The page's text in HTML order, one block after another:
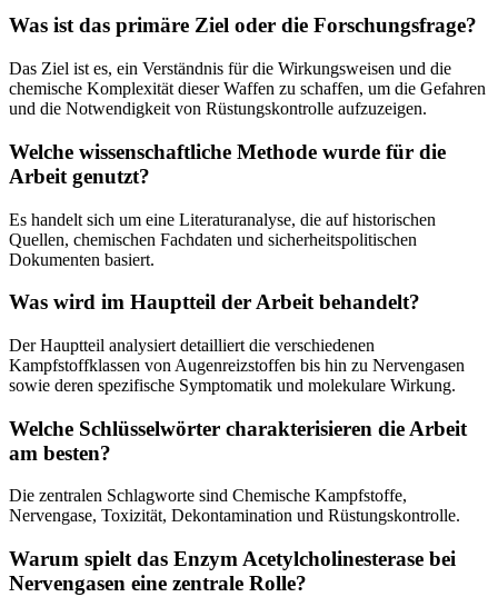
Was ist das primäre Ziel oder die Forschungsfrage?
Das Ziel ist es, ein Verständnis für die Wirkungsweisen und die
chemische Komplexität dieser Waffen zu schaffen, um die Gefahren
und die Notwendigkeit von Rüstungskontrolle aufzuzeigen.
Welche wissenschaftliche Methode wurde für die
Arbeit genutzt?
Es handelt sich um eine Literaturanalyse, die auf historischen
Quellen, chemischen Fachdaten und sicherheitspolitischen
Dokumenten basiert.
Was wird im Hauptteil der Arbeit behandelt?
Der Hauptteil analysiert detailliert die verschiedenen
Kampfstoffklassen von Augenreizstoffen bis hin zu Nervengasen
sowie deren spezifische Symptomatik und molekulare Wirkung.
Welche Schlüsselwörter charakterisieren die Arbeit
am besten?
Die zentralen Schlagworte sind Chemische Kampfstoffe,
Nervengase, Toxizität, Dekontamination und Rüstungskontrolle.
Warum spielt das Enzym Acetylcholinesterase bei
Nervengasen eine zentrale Rolle?